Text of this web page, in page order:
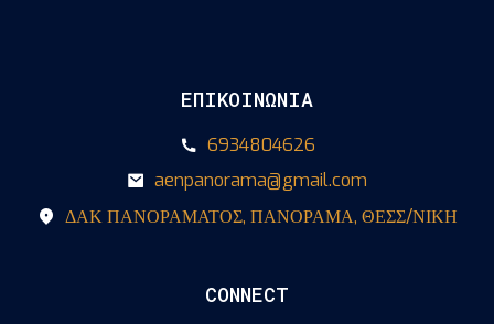
ΕΠΙΚΟΙΝΩΝΙΑ
6934804626
aenpanorama@gmail.com
ΔΑΚ ΠΑΝΟΡΑΜΑΤΟΣ, ΠΑΝΟΡΑΜΑ, ΘΕΣΣ/ΝΙΚΗ
CONNECT